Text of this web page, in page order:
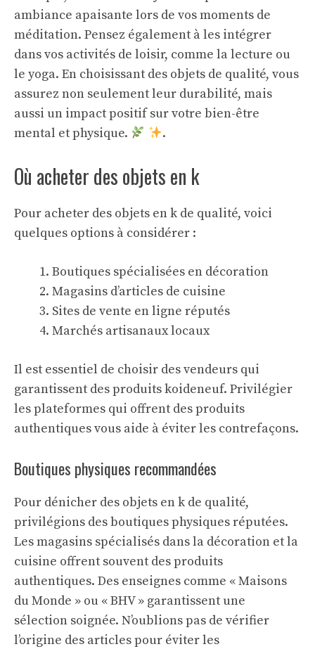
ambiance apaisante lors de vos moments de
méditation. Pensez également à les intégrer
dans vos activités de loisir, comme la lecture ou
le yoga. En choisissant des objets de qualité, vous
assurez non seulement leur durabilité, mais
aussi un impact positif sur votre bien-être
mental et physique.
.
Où acheter des objets en k
Pour acheter des objets en k de qualité, voici
quelques options à considérer :
Boutiques spécialisées en décoration
Magasins d’articles de cuisine
Sites de vente en ligne réputés
Marchés artisanaux locaux
Il est essentiel de choisir des vendeurs qui
garantissent des produitskoideneuf. Privilégier
les plateformes qui offrent des produits
authentiques vous aide à éviter les contrefaçons.
Boutiques physiques recommandées
Pour dénicher des objets en k de qualité,
privilégions des boutiques physiques réputées.
Les magasins spécialisés dans la décoration et la
cuisine offrent souvent des produits
authentiques. Des enseignes comme « Maisons
du Monde » ou « BHV » garantissent une
sélection soignée. N’oublions pas de vérifier
l’origine des articles pour éviter les